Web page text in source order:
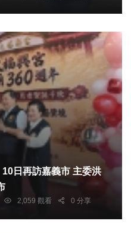
日再訪嘉義市 主委洪
2,059 觀看 0 分享